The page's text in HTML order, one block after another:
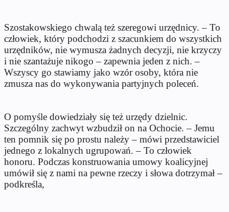
Szostakowskiego chwalą też szeregowi urzędnicy. – To
człowiek, który podchodzi z szacunkiem do wszystkich
urzędników, nie wymusza żadnych decyzji, nie krzyczy
i nie szantażuje nikogo – zapewnia jeden z nich. –
Wszyscy go stawiamy jako wzór osoby, która nie
zmusza nas do wykonywania partyjnych poleceń.
O pomyśle dowiedziały się też urzędy dzielnic.
Szczególny zachwyt wzbudził on na Ochocie. – Jemu
ten pomnik się po prostu należy – mówi przedstawiciel
jednego z lokalnych ugrupowań. – To człowiek
honoru. Podczas konstruowania umowy koalicyjnej
umówił się z nami na pewne rzeczy i słowa dotrzymał –
podkreśla,